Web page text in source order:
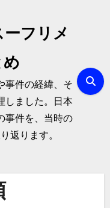
フリメ
め
事件の経緯、そ
しました。日本
事件を、当時の
返ります。